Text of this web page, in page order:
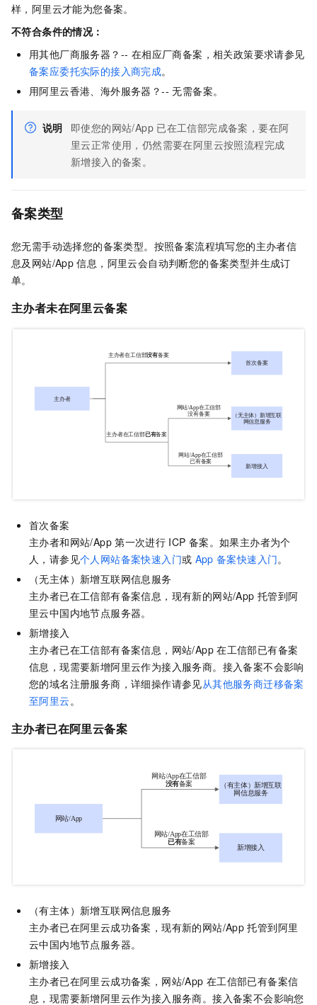
样，阿里云才能为您备案。
不符合条件的情况：
用其他厂商服务器？-- 在相应厂商备案，相关政策要求请参见
备案应委托实际的接入商完成。
用阿里云香港、海外服务器？-- 无需备案。
说明 即使您的网站/App 已在工信部完成备案，要在阿
里云正常使用，仍然需要在阿里云按照流程完成
新增接入的备案。
备案类型
您无需手动选择您的备案类型。按照备案流程填写您的主办者信
息及网站/App 信息，阿里云会自动判断您的备案类型并生成订
单。
主办者未在阿里云备案
首次备案
主办者和网站/App 第一次进行 ICP 备案。 如果主办者为个
人，请参见个人网站备案快速入门或 App 备案快速入门。
（无主体）新增互联网信息服务
主办者已在工信部有备案信息，现有新的网站/App 托管到阿
里云中国内地节点服务器。
新增接入
主办者已在工信部有备案信息，网站/App 在工信部已有备案
信息，现需要新增阿里云作为接入服务商。接入备案不会影响
您的域名注册服务商 ，详细操作请参见从其他服务商迁移备案
至阿里云 。
主办者已在阿里云备案
（有主体）新增互联网信息服务
主办者已在阿里云成功备案，现有新的网站/App 托管到阿里
云中国内地节点服务器。
新增接入
主办者已在阿里云成功备案，网站/App 在工信部已有备案信
息，现需要新增阿里云作为接入服务商。接入备案不会影响您